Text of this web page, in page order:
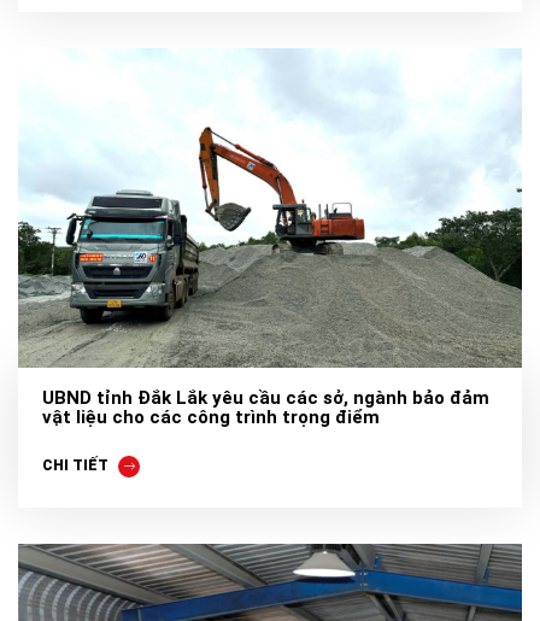
UBND tỉnh Đắk Lắk yêu cầu các sở, ngành bảo đảm
vật liệu cho các công trình trọng điểm
CHI TIẾT